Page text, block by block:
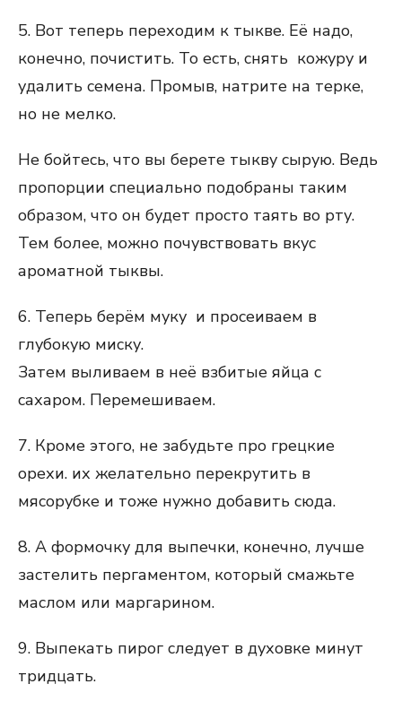
5. Вот теперь переходим к тыкве. Её надо,
конечно, почистить. То есть, снять кожуру и
удалить семена. Промыв, натрите на терке,
но не мелко.
Не бойтесь, что вы берете тыкву сырую. Ведь
пропорции специально подобраны таким
образом, что он будет просто таять во рту.
Тем более, можно почувствовать вкус
ароматной тыквы.
6. Теперь берём муку и просеиваем в
глубокую миску.
Затем выливаем в неё взбитые яйца с
сахаром. Перемешиваем.
7. Кроме этого, не забудьте про грецкие
орехи. их желательно перекрутить в
мясорубке и тоже нужно добавить сюда.
8. А формочку для выпечки, конечно, лучше
застелить пергаментом, который смажьте
маслом или маргарином.
9. Выпекать пирог следует в духовке минут
тридцать.